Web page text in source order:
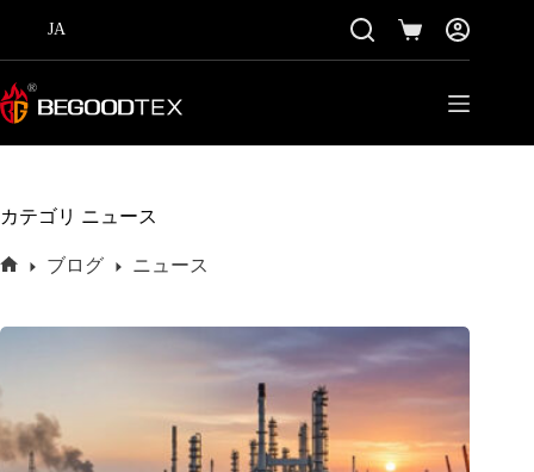
テ
ン
ツ
ッ
JA
シ
ョ
カテゴリ ニュース
ム
ブログ ニュース